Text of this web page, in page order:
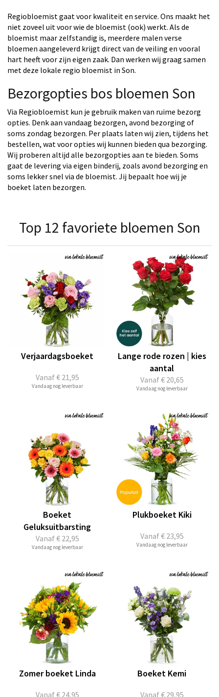
Regiobloemist gaat voor kwaliteit en service. Ons maakt het
niet zoveel uit voor wie de bloemist (ook) werkt. Als de
bloemist maar zelfstandig is, meerdere malen verse
bloemen aangeleverd krijgt direct van de veiling en vooral
hart heeft voor zijn eigen zaak. Dan werken wij graag samen
met deze lokale regio bloemist in Son.
Bezorgopties bos bloemen Son
Via Regiobloemist kun je gebruik maken van ruime bezorg
opties. Denk aan vandaag bezorgen, avond bezorging of
soms zondag bezorgen. Per plaats laten wij zien, tijdens het
bestellen, wat voor opties wij kunnen bieden qua bezorging.
Wij proberen altijd alle bezorgopties aan te bieden. Soms
gaat de levering via eigen binderij, zoals avond bezorging en
soms lekker snel via de bloemist. Jij bepaalt hoe wij je
boeket laten bezorgen.
Top 12 favoriete bloemen Son
Vanaf€ 21,95
Verjaardagsboeket
Vandaag nog leverbaar
Vanaf€ 20,65
Lange rode rozen | kies
aantal
Vandaag nog leverbaar
Vanaf€ 22,95
Boeket
Geluksuitbarsting
Vandaag nog leverbaar
Vanaf€ 23,95
Plukboeket Kiki
Vandaag nog leverbaar
Vanaf€ 24,95
Zomer boeket Linda
Vanaf€ 29,95
Boeket Kemi